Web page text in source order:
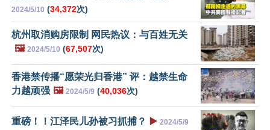
2024/5/10 (34,372次)
杭州取消购房限制 网民热议：与百姓无关
🖼️ 2024/5/10 (67,507次)
香港禁传播“愿荣光归香港” 评：越禁生命
力越顽强 🖼️ 2024/5/9 (40,036次)
重磅！！江泽民儿孙被习抓捕？ ▶️ 2024/5/9